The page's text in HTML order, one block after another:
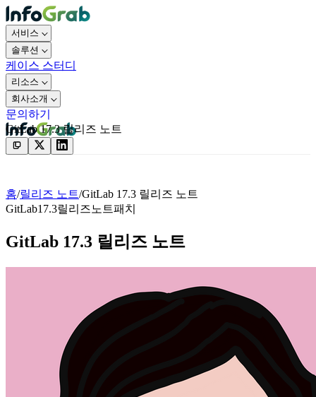
서비스
솔루션
케이스 스터디
리소스
회사소개
문의하기
문의하기
GitLab 17.3 릴리즈 노트
홈/릴리즈 노트/GitLab 17.3 릴리즈 노트
GitLab17.3릴리즈노트패치
GitLab 17.3 릴리즈 노트